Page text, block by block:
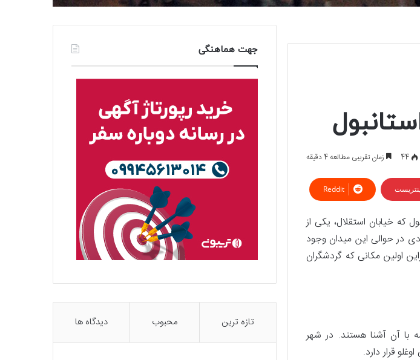
44 زمان تقریبی مطالعه 4 دقیقه
Reddit
که خیابان استقلال، یکی از
در حوالی این میدان وجود
اولین مکانی که گردشگران
آن آشنا هستند. در شهر
قرار دارد.
جهت هماهنگی
تازه ترین محبوب دیدگاه ها